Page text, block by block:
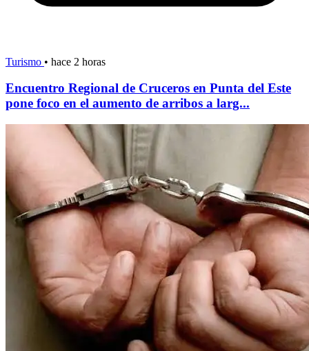
Turismo • hace 2 horas
Encuentro Regional de Cruceros en Punta del Este
pone foco en el aumento de arribos a larg...